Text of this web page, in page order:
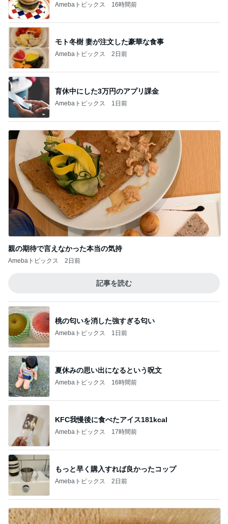
Amebaトピックス 16時間前
モト冬樹 妻が注文した豪華な食事
Amebaトピックス 2日前
育休中にした3万円のアプリ課金
Amebaトピックス 1日前
親の期待で言えなかった本当の気持
Amebaトピックス 2日前
記事を読む
桃の匂いを消した強すぎる匂い
Amebaトピックス 1日前
夏休みの思い出になるという呪文
Amebaトピックス 16時間前
KFC我慢後に食べたアイス181kcal
Amebaトピックス 17時間前
もっと早く購入すれば良かったコップ
Amebaトピックス 2日前